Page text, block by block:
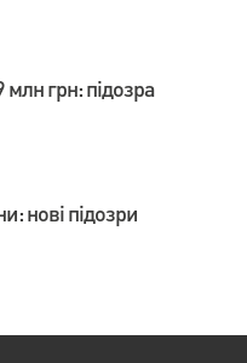
грн: підозра
нові підозри